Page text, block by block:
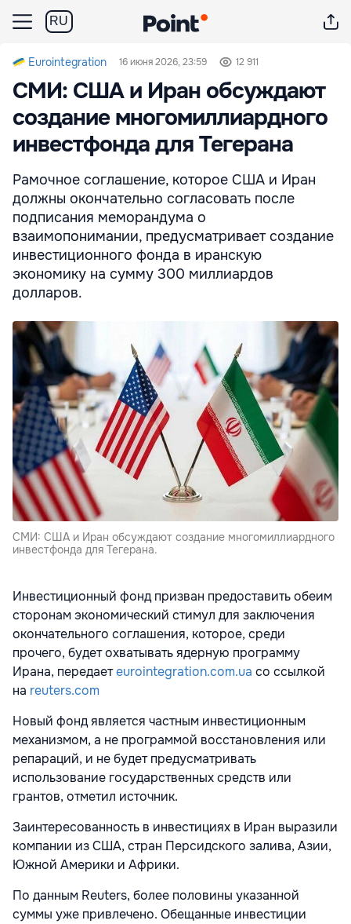
RU
Eurointegration 16 июня 2026, 23:59 12 911
СМИ: США и Иран обсуждают
создание многомиллиардного
инвестфонда для Тегерана
Рамочное соглашение, которое США и Иран
должны окончательно согласовать после
подписания меморандума о
взаимопонимании, предусматривает создание
инвестиционного фонда в иранскую
экономику на сумму 300 миллиардов
долларов.
СМИ: США и Иран обсуждают создание многомиллиардного
инвестфонда для Тегерана.
Инвестиционный фонд призван предоставить обеим
сторонам экономический стимул для заключения
окончательного соглашения, которое, среди
прочего, будет охватывать ядерную программу
Ирана, передаетeurointegration.com.ua со ссылкой
на reuters.com
Новый фонд является частным инвестиционным
механизмом, а не программой восстановления или
репараций, и не будет предусматривать
использование государственных средств или
грантов, отметил источник.
Заинтересованность в инвестициях в Иран выразили
компании из США, стран Персидского залива, Азии,
Южной Америки и Африки.
По данным Reuters, более половины указанной
суммы уже привлечено. Обещанные инвестиции